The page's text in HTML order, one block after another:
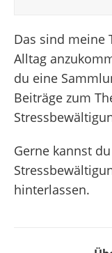
Das sind meine
Alltag
du eine
Beiträge zum
Gerne kannst
hinterlassen.